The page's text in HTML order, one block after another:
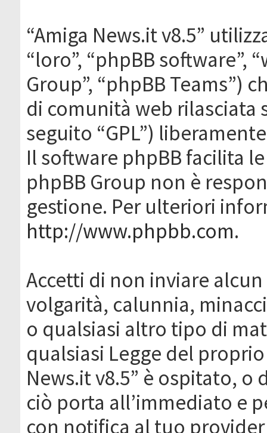
“Amiga News.it v8.5”
“loro”, “phpBB software”,
Group”, “phpBB Teams”)
di comunità web rilasciata
seguito “GPL”)
Il software phpBB facilita
phpBB Group non è
gestione. Per ulteriori
http://www.phpbb.com.
Accetti di non inviare
volgarità, calunnia,
o qualsiasi altro tipo di
qualsiasi Legge del
News.it v8.5” è ospitato, o
ciò porta all’immediato e
con notifica al tuo